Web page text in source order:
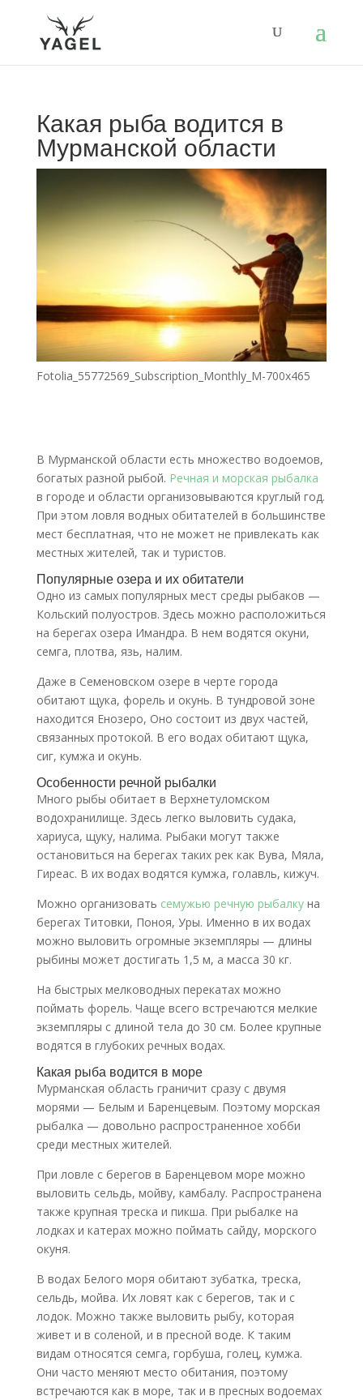
Какая рыба водится в
Мурманской области
Fotolia_55772569_Subscription_Monthly_M-700x465
В Мурманской области есть множество водоемов,
богатых разной рыбой. Речная и морская рыбалка
в городе и области организовываются круглый год.
При этом ловля водных обитателей в большинстве
мест бесплатная, что не может не привлекать как
местных жителей, так и туристов.
Популярные озера и их обитатели
Одно из самых популярных мест среды рыбаков —
Кольский полуостров. Здесь можно расположиться
на берегах озера Имандра. В нем водятся окуни,
семга, плотва, язь, налим.
Даже в Семеновском озере в черте города
обитают щука, форель и окунь. В тундровой зоне
находится Енозеро, Оно состоит из двух частей,
связанных протокой. В его водах обитают щука,
сиг, кумжа и окунь.
Особенности речной рыбалки
Много рыбы обитает в Верхнетуломском
водохранилище. Здесь легко выловить судака,
хариуса, щуку, налима. Рыбаки могут также
остановиться на берегах таких рек как Вува, Мяла,
Гиреас. В их водах водятся кумжа, голавль, кижуч.
Можно организовать семужью речную рыбалкуна
берегах Титовки, Поноя, Уры. Именно в их водах
можно выловить огромные экземпляры — длины
рыбины может достигать 1,5 м, а масса 30 кг.
На быстрых мелководных перекатах можно
поймать форель. Чаще всего встречаются мелкие
экземпляры с длиной тела до 30 см. Более крупные
водятся в глубоких речных водах.
Какая рыба водится в море
Мурманская область граничит сразу с двумя
морями — Белым и Баренцевым. Поэтому морская
рыбалка — довольно распространенное хобби
среди местных жителей.
При ловле с берегов в Баренцевом море можно
выловить сельдь, мойву, камбалу. Распространена
также крупная треска и пикша. При рыбалке на
лодках и катерах можно поймать сайду, морского
окуня.
В водах Белого моря обитают зубатка, треска,
сельдь, мойва. Их ловят как с берегов, так и с
лодок. Можно также выловить рыбу, которая
живет и в соленой, и в пресной воде. К таким
видам относятся семга, горбуша, голец, кумжа.
Они часто меняют место обитания, поэтому
встречаются как в море, так и в пресных водоемах